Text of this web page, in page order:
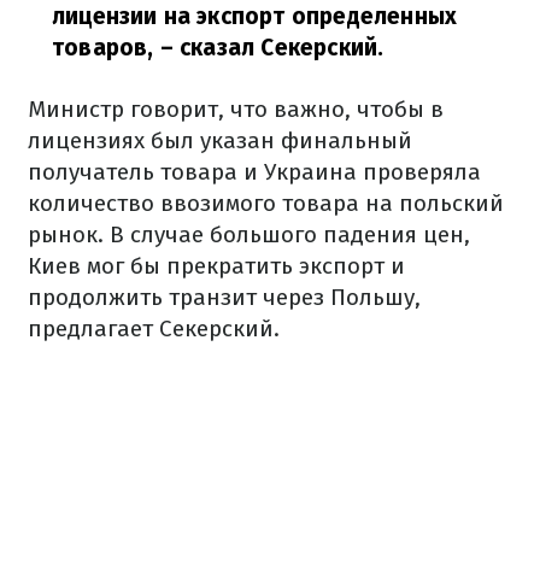
лицензии на экспорт определенных
товаров, – сказал Секерский.
Министр говорит, что важно, чтобы в
лицензиях был указан финальный
получатель товара и Украина проверяла
количество ввозимого товара на польский
рынок. В случае большого падения цен,
Киев мог бы прекратить экспорт и
продолжить транзит через Польшу,
предлагает Секерский.